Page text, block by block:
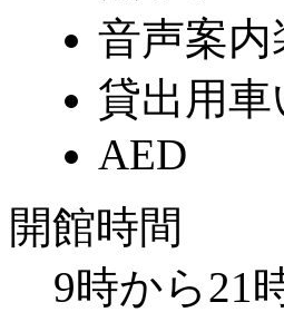
音声案内
貸出用車
AED
開館時間
9時から21